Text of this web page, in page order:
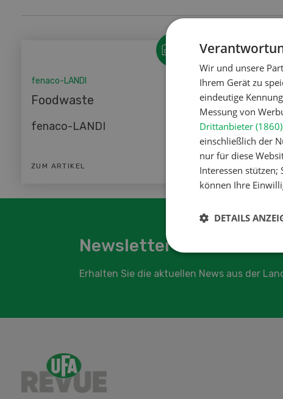
fenaco-LANDI
Foodwaste
fenaco-LANDI
ZUM ARTIKEL
Newsletter abonnieren
Erhalten Sie die aktuellen News aus der
Wir und unsere
Ihrem Gerät zu
eindeutige
Messung von
Drittanbieter (1860)
einschließlich der
nur für diese
Interessen stützen;
können Ihre
DETAILS